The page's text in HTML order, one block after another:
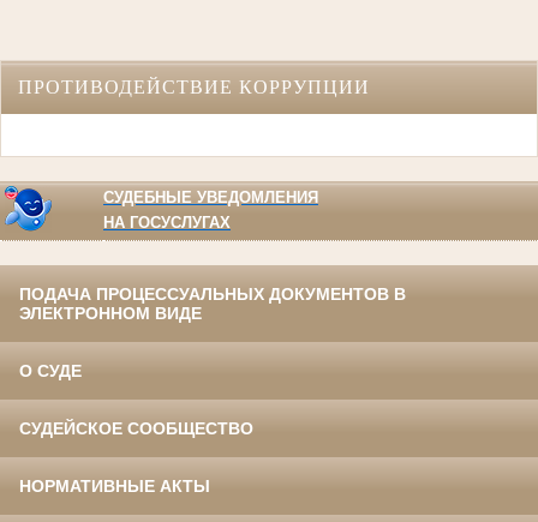
ПРОТИВОДЕЙСТВИЕ КОРРУПЦИИ
СУДЕБНЫЕ УВЕДОМЛЕНИЯ
НА ГОСУСЛУГАХ
ПОДАЧА ПРОЦЕССУАЛЬНЫХ ДОКУМЕНТОВ В
ЭЛЕКТРОННОМ ВИДЕ
О СУДЕ
СУДЕЙСКОЕ СООБЩЕСТВО
НОРМАТИВНЫЕ АКТЫ